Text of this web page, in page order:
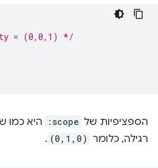
= (0,0,1) */
הספציפיות של :scope
היא כמו
רגילה, כלומר (0,1,0)
.